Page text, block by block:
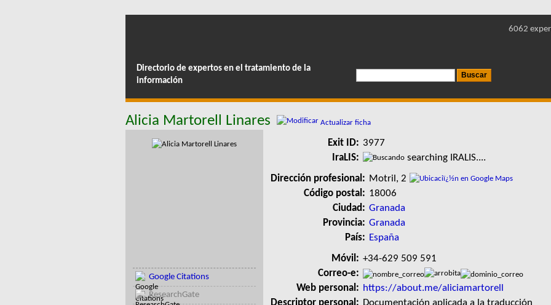
Directorio de expertos en el tratamiento de la
información
6062
Alicia Martorell Linares Actualizar ficha
Google Citations
ResearchGate
Exit ID: 3977
IraLIS:
searching IRALIS....
Dirección profesional: Motril, 2
Código postal: 18006
Ciudad: Granada
Provincia: Granada
País: España
Móvil: +34-629 509 591
Correo-e:
Web personal: https://about.me/aliciamartorell
Descriptor personal: Documentación aplicada a la traducción